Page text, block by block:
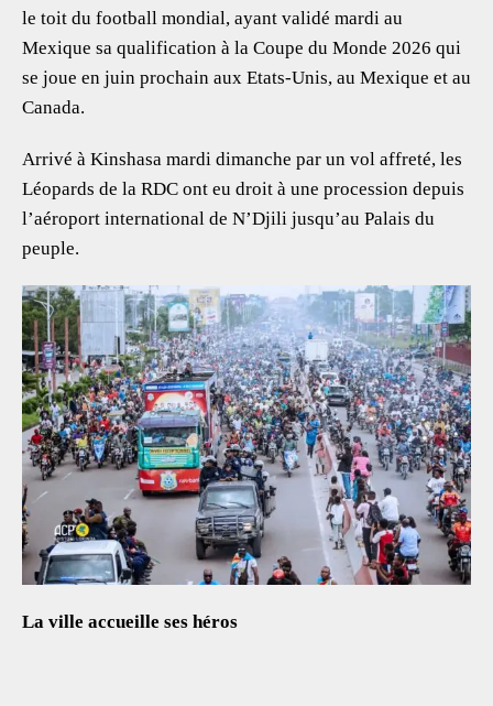
le toit du football mondial, ayant validé mardi au
Mexique sa qualification à la Coupe du Monde 2026 qui
se joue en juin prochain aux Etats-Unis, au Mexique et au
Canada.
Arrivé à Kinshasa mardi dimanche par un vol affreté, les
Léopards de la RDC ont eu droit à une procession depuis
l’aéroport international de N’Djili jusqu’au Palais du
peuple.
La ville accueille ses héros